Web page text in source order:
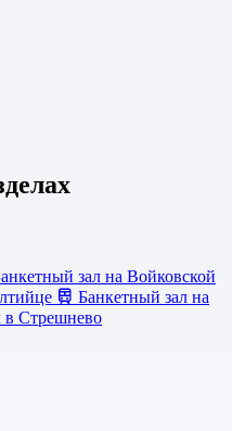
зал на Войковской
Банкетный зал на
в Стрешнево